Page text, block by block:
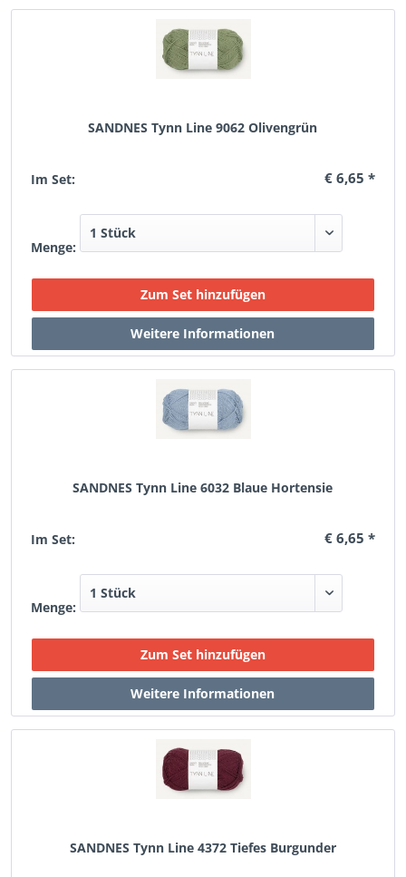
SANDNES Tynn Line 9062 Olivengrün
Im Set: € 6,65 *
Menge:
SANDNES Tynn Line 6032 Blaue Hortensie
Im Set: € 6,65 *
Menge:
SANDNES Tynn Line 4372 Tiefes Burgunder